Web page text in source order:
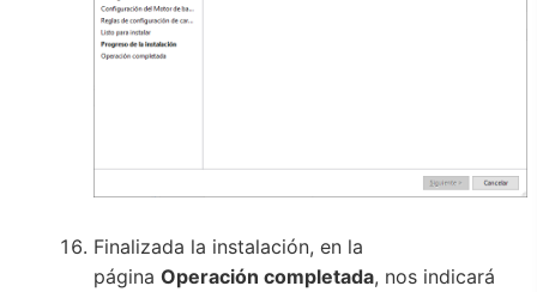
Finalizada la instalación, en la
página Operación completada, nos indicará